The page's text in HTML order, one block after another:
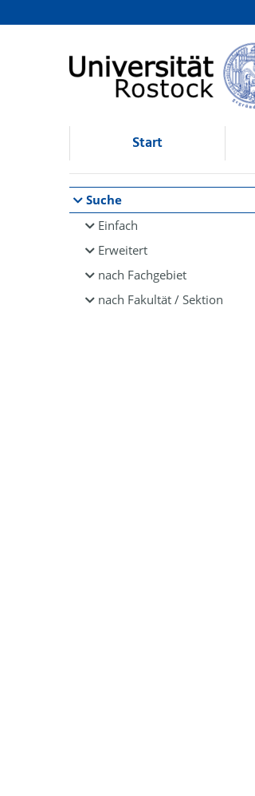
Browsen
direkt zum Inhalt
Start
Suche
Einfach
Erweitert
nach Fachgebiet
nach Fakultät / Sektion